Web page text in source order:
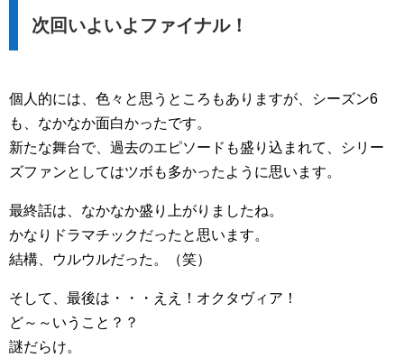
次回いよいよファイナル！
個人的には、色々と思うところもありますが、シーズン6
も、なかなか面白かったです。
新たな舞台で、過去のエピソードも盛り込まれて、シリー
ズファンとしてはツボも多かったように思います。
最終話は、なかなか盛り上がりましたね。
かなりドラマチックだったと思います。
結構、ウルウルだった。（笑）
そして、最後は・・・ええ！オクタヴィア！
ど～～いうこと？？
謎だらけ。